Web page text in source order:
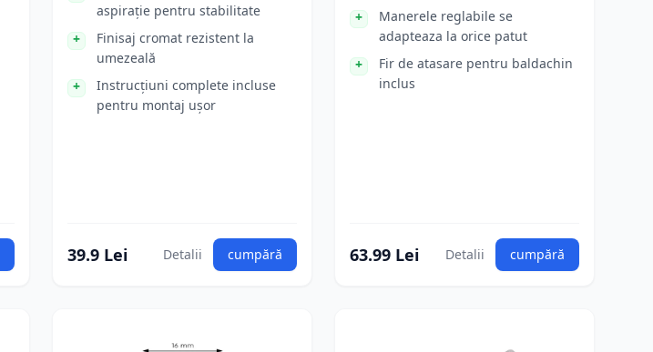
aspirație pentru stabilitate
Finisaj cromat rezistent la
umezeală
Instrucțiuni complete incluse
pentru montaj ușor
39.9 Lei Detalii cumpără
Manerele reglabile se
adapteaza la orice patut
Fir de atasare pentru baldachin
inclus
63.99 Lei Detalii cumpără